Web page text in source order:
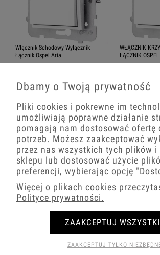
Włącznik Schodowy Wyłącznik
Łącznik Ospel Aria
24,94 zł
− +
WŁĄCZNIK
ŁĄCZNIK
34,94 zł
+
Dbamy o Twoją prywatność
Pliki cookies i pokrewne im
umożliwiają poprawne działanie
pomagają nam dostosować ofertę
potrzeb. Możesz zaakceptować
przez nas wszystkich tych plików i
sklepu lub dostosować użycie
preferencji, wybierając opcję
Więcej o plikach cookies
Polityce prywatności.
ZAAKCEPTUJ TYLKO
ZAAKCEPTUJ